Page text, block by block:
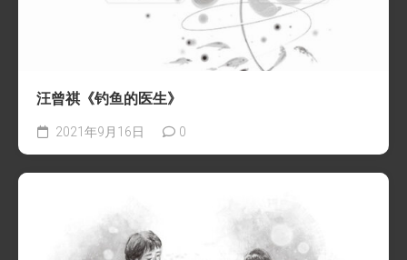
汪曾祺《钓鱼的医生》
2021年9月16日 0